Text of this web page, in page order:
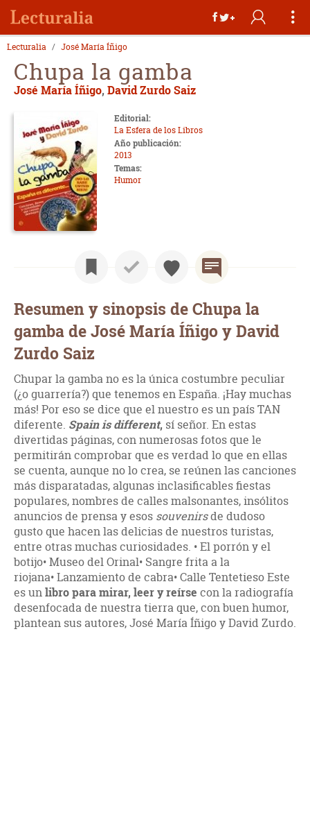
Lecturalia José María Íñigo
Chupa la gamba
José María Íñigo, David Zurdo Saiz
Editorial:
La Esfera de los Libros
Año publicación:
2013
Temas:
Humor
Resumen y sinopsis de Chupa la
gamba de José María Íñigo y David
Zurdo Saiz
Chupar la gamba no es la única costumbre peculiar
(¿o guarrería?) que tenemos en España. ¡Hay muchas
más! Por eso se dice que el nuestro es un país TAN
diferente. Spain is different, sí señor. En estas
divertidas páginas, con numerosas fotos que le
permitirán comprobar que es verdad lo que en ellas
se cuenta, aunque no lo crea, se reúnen las canciones
más disparatadas, algunas inclasificables fiestas
populares, nombres de calles malsonantes, insólitos
anuncios de prensa y esos souvenirsde dudoso
gusto que hacen las delicias de nuestros turistas,
entre otras muchas curiosidades. • El porrón y el
botijo• Museo del Orinal• Sangre frita a la
riojana• Lanzamiento de cabra• Calle Tentetieso Este
es unlibro para mirar, leer y reírse con la radiografía
desenfocada de nuestra tierra que, con buen humor,
plantean sus autores, José María Íñigo y David Zurdo.